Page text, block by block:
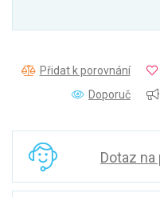
Přidat k porovnání
Doporuč
Dotaz